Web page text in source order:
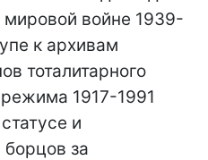
войне 1939-
к архивам
тоталитарного
1917-1991
и
за